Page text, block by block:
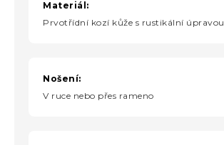
Materiál:
Prvotřídní kozí kůže s rustikální úpravou
Nošení:
V ruce nebo přes rameno